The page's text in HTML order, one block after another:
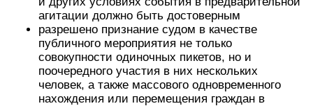
агитации должно быть достоверным
разрешено признание судом в качестве
публичного мероприятия не только
совокупности одиночных пикетов, но и
поочередного участия в них нескольких
человек, а также массового одновременного
нахождения или перемещения граждан в